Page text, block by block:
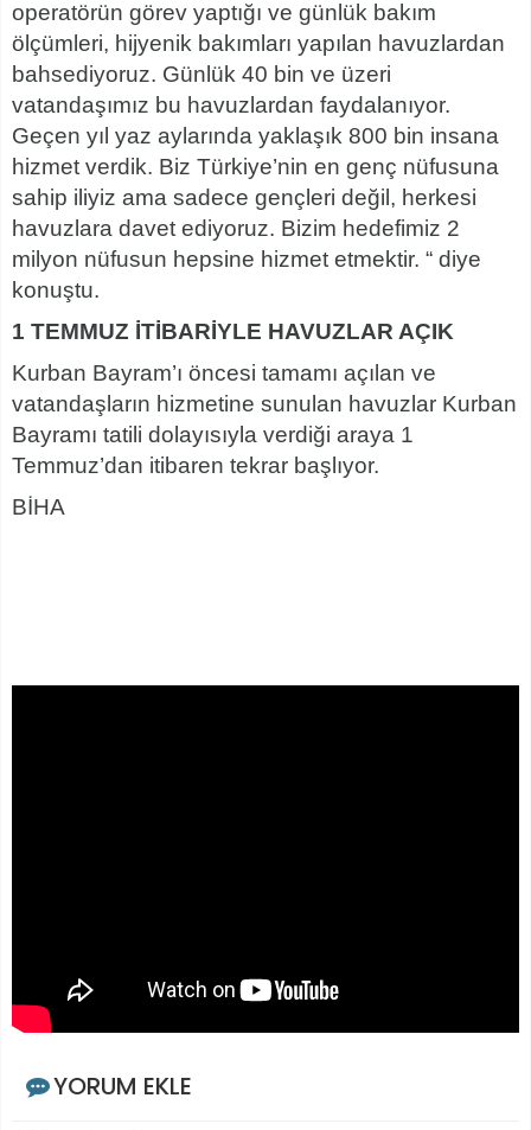
operatörün görev yaptığı ve günlük bakım
ölçümleri, hijyenik bakımları yapılan havuzlardan
bahsediyoruz. Günlük 40 bin ve üzeri
vatandaşımız bu havuzlardan faydalanıyor.
Geçen yıl yaz aylarında yaklaşık 800 bin insana
hizmet verdik. Biz Türkiye’nin en genç nüfusuna
sahip iliyiz ama sadece gençleri değil, herkesi
havuzlara davet ediyoruz. Bizim hedefimiz 2
milyon nüfusun hepsine hizmet etmektir. “ diye
konuştu.
1 TEMMUZ İTİBARİYLE HAVUZLAR AÇIK
Kurban Bayram’ı öncesi tamamı açılan ve
vatandaşların hizmetine sunulan havuzlar Kurban
Bayramı tatili dolayısıyla verdiği araya 1
Temmuz’dan itibaren tekrar başlıyor.
BİHA
YORUM EKLE